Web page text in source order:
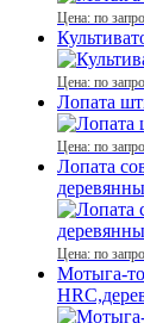
Цена: по
Цена: по
Лопата
Цена: по
Лопата
Цена: по
Мотыга-